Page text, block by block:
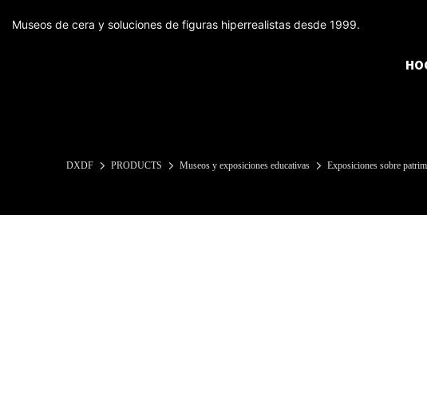
Museos de cera y soluciones de figuras hiperrealistas desde 1999.
DXDF PRODUCTS Museos y exposiciones educativas Exposiciones sobre